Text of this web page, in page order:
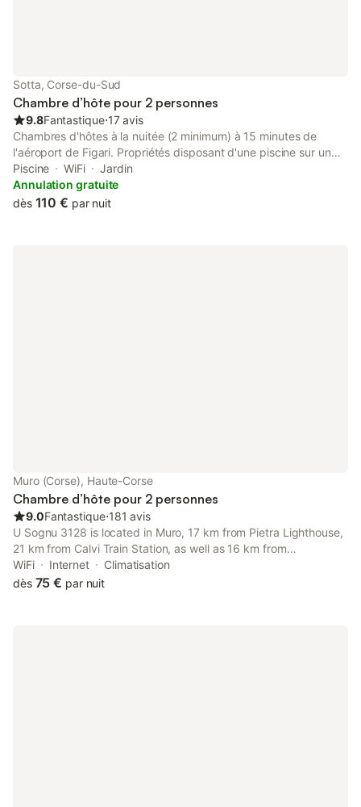
Sotta, Corse-du-Sud
Chambre d’hôte pour 2 personnes
9.8Fantastique⋅17 avis
Chambres d'hôtes à la nuitée (2 minimum) à 15 minutes de
l'aéroport de Figari. Propriétés disposant d'une piscine sur un
terrain fleuri et arboré de 1200 m2 Sa situation privilégiée vous
permet de vous évader en 20 minutes.... le calme de la
campagne à proximité des plus beaux sites de la Corse du
Piscine WiFi
Jardin
Annulation gratuite
dès 110 € par nuit
Muro (Corse), Haute-Corse
Chambre d’hôte pour 2 personnes
9.0Fantastique⋅181 avis
U Sognu 3128 is located in Muro, 17 km from Pietra Lighthouse,
21 km from Calvi Train Station, as well as 16 km from
Calenzana-Lumio Train Station. It is situated 8.6 km from
Codole Lake and features full-day security.
WiFi Internet
Climatisation
dès 75 € par nuit